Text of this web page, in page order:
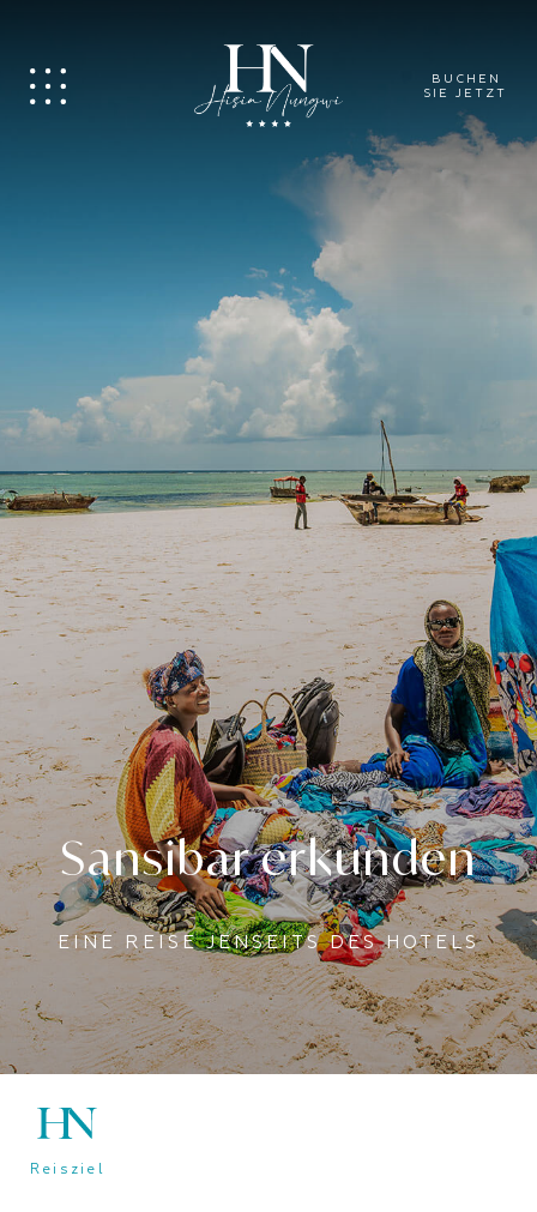
BUCHEN
SIE JETZT
Sansibar erkunden
EINE REISE JENSEITS DES HOTELS
Reisziel